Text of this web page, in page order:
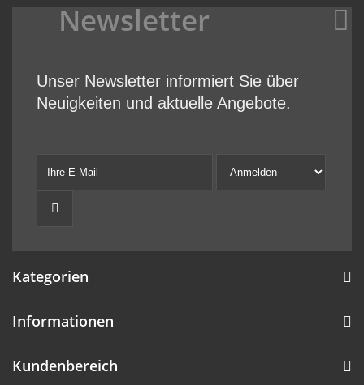
Newsletter
Unser Newsletter informiert Sie über
Neuigkeiten und aktuelle Angebote.
Kategorien
Informationen
Kundenbereich